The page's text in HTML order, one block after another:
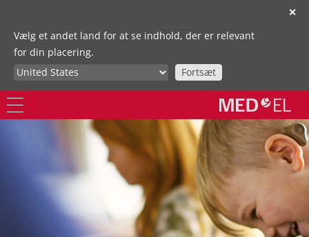
✕
Vælg et andet land for at se indhold, der er relevant
for din placering.
Fortsæt